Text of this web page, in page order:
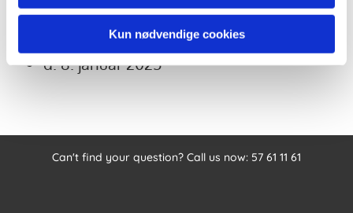
Kun nødvendige cookies
d. 5. februar 2025
d. 22. januar 2025
d. 8. januar 2025
Can't find your question? Call us now: 57 61 11 61